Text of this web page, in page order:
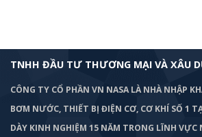
TNHH ĐẦU TƯ THƯƠNG MẠI VÀ XÂU
CÔNG TY CỔ PHẦN VN NASA LÀ NHÀ NHẬP
BƠM NƯỚC, THIẾT BỊ ĐIỆN CƠ, CƠ KHÍ SỐ 1
DÀY KINH NGHIỆM 15 NĂM TRONG LĨNH VỰC